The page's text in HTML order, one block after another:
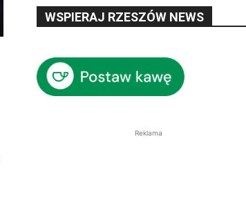
WSPIERAJ RZESZÓW NEWS
Reklama